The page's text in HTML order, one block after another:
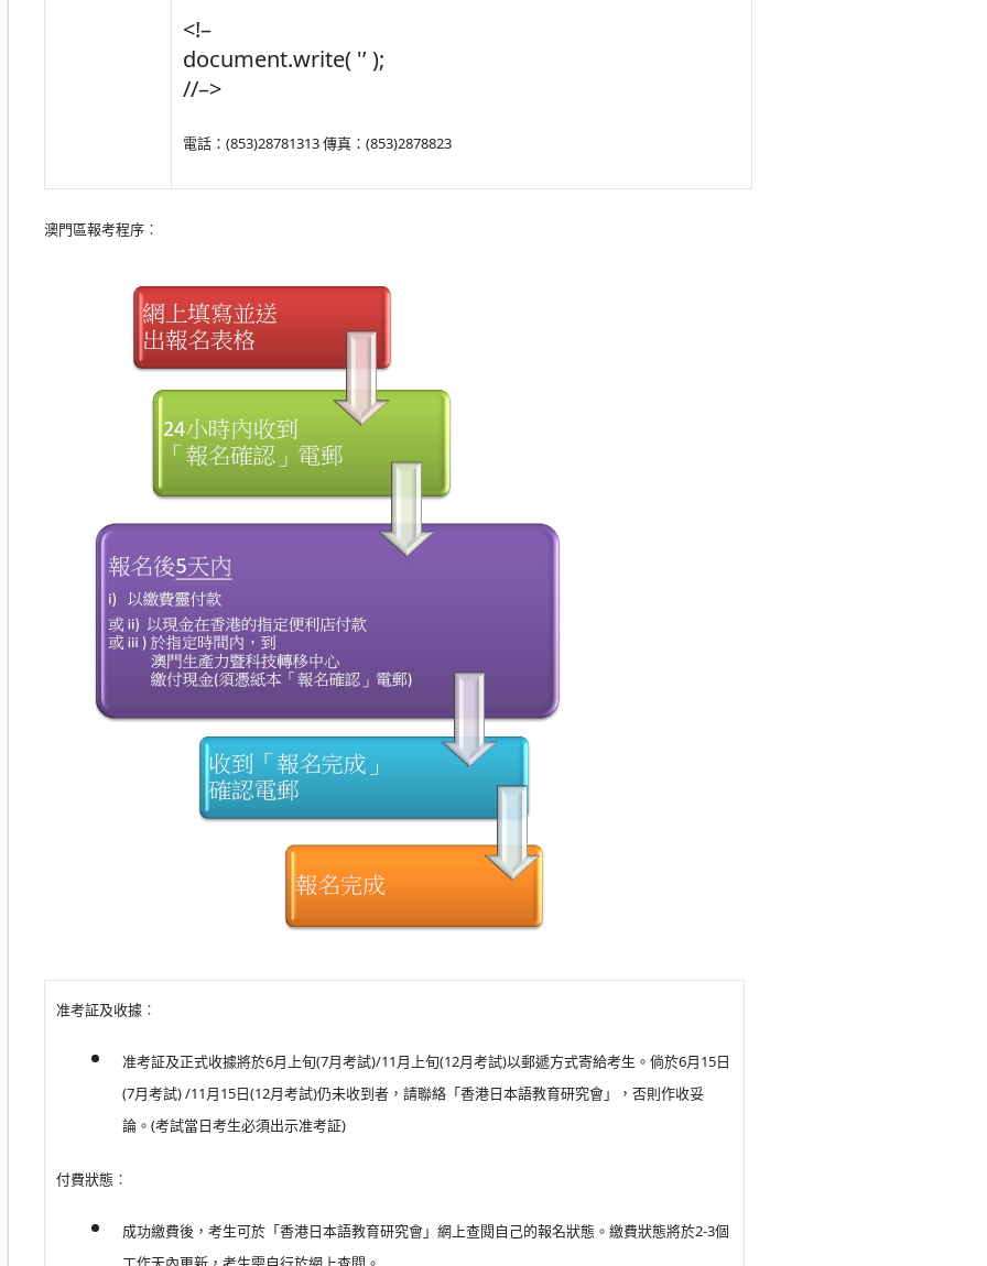
<!–
document.write( '’ );
//–>
電話：(853)28781313 傳真：(853)2878823
澳門區報考程序︰
准考証及收據︰
准考証及正式收據將於6月上旬(7月考試)/11月上旬(12月考試)以郵遞方式寄給考生。倘於6月15日
(7月考試) /11月15日(12月考試)仍未收到者，請聯絡「香港日本語教育研究會」，否則作收妥
論。(考試當日考生必須出示准考証)
付費狀態︰
成功繳費後，考生可於「香港日本語教育研究會」網上查閱自己的報名狀態。繳費狀態將於2-3個